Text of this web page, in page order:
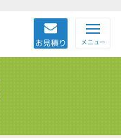
お見積り メニュー